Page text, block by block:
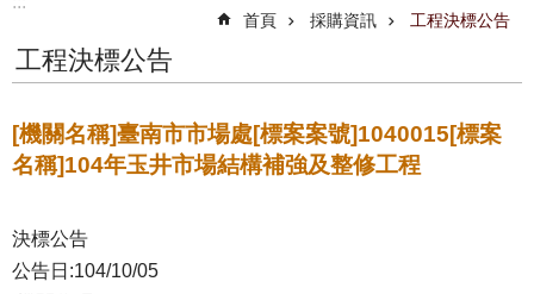
首頁 採購資訊 工程決標公告
工程決標公告
[機關名稱]臺南市市場處[標案案號]1040015[標案
名稱]104年玉井市場結構補強及整修工程
決標公告
公告日:104/10/05